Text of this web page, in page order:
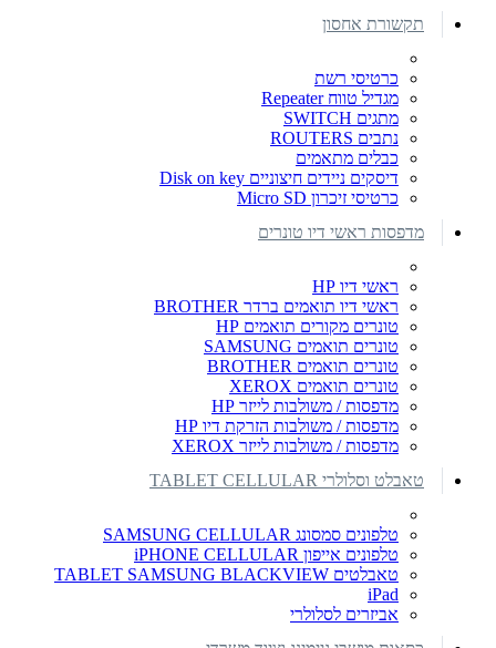
תקשורת אחסון
כרטיסי רשת
מגדיל טווח Repeater
מתגים SWITCH
נתבים ROUTERS
כבלים מתאמים
דיסקים ניידים חיצוניים Disk on key
כרטיסי זיכרון Micro SD
מדפסות ראשי דיו טונרים
ראשי דיו HP
ראשי דיו תואמים ברדר BROTHER
טונרים מקורים תואמים HP
טונרים תואמים SAMSUNG
טונרים תואמים BROTHER
טונרים תואמים XEROX
מדפסות / משולבות לייזר HP
מדפסות / משולבות הזרקת דיו HP
מדפסות / משולבות לייזר XEROX
טאבלט וסלולרי TABLET CELLULAR
טלפונים סמסונג SAMSUNG CELLULAR
טלפונים אייפון iPHONE CELLULAR
טאבלטים TABLET SAMSUNG BLACKVIEW
iPad
אביזרים לסלולרי